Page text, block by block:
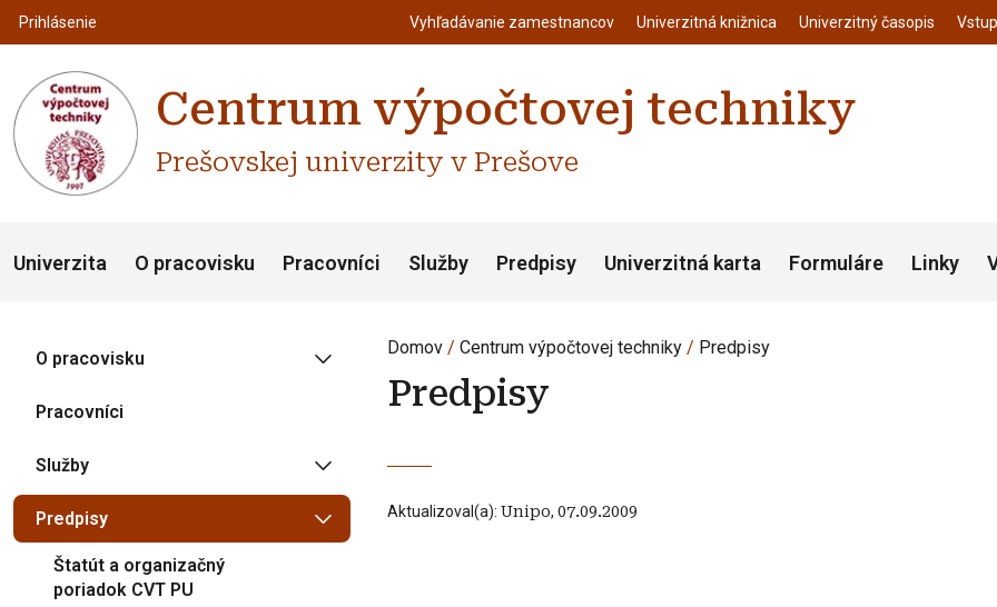
Skočiť na hlavný obsah
Používateľské menu
Prihlásenie Top menu
Vyhľadávanie zamestnancov Univerzitná knižnica Univerzitný časopis
Centrum výpočtovej techniky
Prešovskej univerzity v Prešove
Univerzita O pracovisku Pracovníci Služby Predpisy Univerzitná karta Formuláre Linky
Domov Centrum výpočtovej techniky Predpisy
Predpisy
Aktualizoval(a): Unipo, 07.09.2009
O pracovisku
Pracovníci
Služby
Predpisy
Štatút a organizačný
poriadok CVT PU